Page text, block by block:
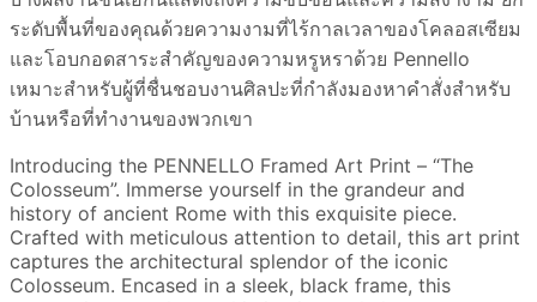
ระดับพื้นที่ของคุณด้วยความงามที่ไร้กาลเวลาของโคลอสเซียม
และโอบกอดสาระสำคัญของความหรูหราด้วย Pennello
เหมาะสำหรับผู้ที่ชื่นชอบงานศิลปะที่กำลังมองหาคำสั่งสำหรับ
บ้านหรือที่ทำงานของพวกเขา
Introducing the PENNELLO Framed Art Print – “The
Colosseum”. Immerse yourself in the grandeur and
history of ancient Rome with this exquisite piece.
Crafted with meticulous attention to detail, this art print
captures the architectural splendor of the iconic
Colosseum. Encased in a sleek, black frame, this